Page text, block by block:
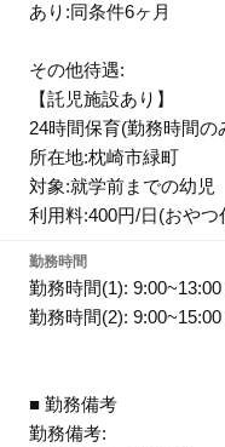
あり:同条件6ヶ月
その他待遇:
【託児施設あり】
24時間保育(勤務時間の
所在地:枕崎市緑町
対象:就学前までの幼児
利用料:400円/日(おやつ
勤務時間
勤務時間(1):
勤務時間(2):
■ 勤務備考
勤務備考: